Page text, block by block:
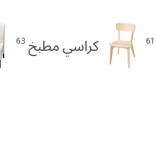
61 كراسي مطبخ 63